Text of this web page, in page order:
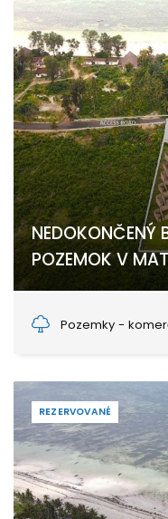
NEDOKONČENÝ
POZEMOK V
Pozemky -
REZERVOVANÉ